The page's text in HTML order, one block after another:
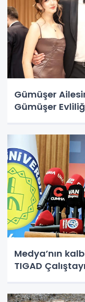
Gümüşer
Gümüşer
Medya’nın
TIGAD